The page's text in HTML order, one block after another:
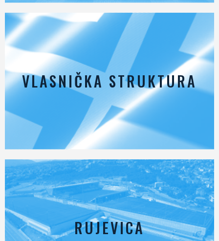
VLASNIČKA STRUKTURA
RUJEVICA